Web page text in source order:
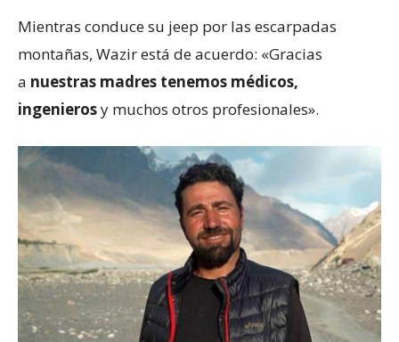
Mientras conduce su jeep por las escarpadas
montañas, Wazir está de acuerdo: «Gracias
a nuestras madres tenemos médicos,
ingenierosy muchos otros profesionales».